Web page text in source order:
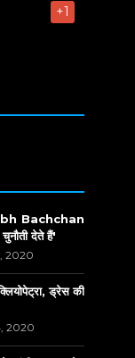
+1
Bachchan
देते हैं'
2020
ड्रेस की
2020